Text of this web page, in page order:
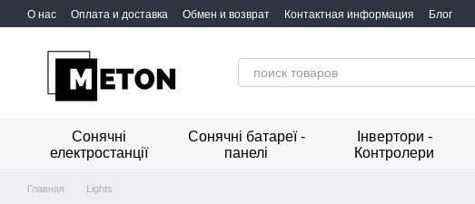
Перейти к основному контенту
О нас Оплата и доставка Обмен и возврат Контактная информация Блог
Сонячні
електростанції
Сонячні батареї -
панелі
Інвертори -
Контролери
Главная Lights